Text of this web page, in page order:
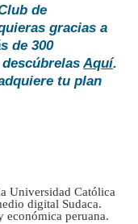
de
gracias a
de 300
Aquí.
tu plan
Universidad Católica
digital Sudaca.
económica peruana.